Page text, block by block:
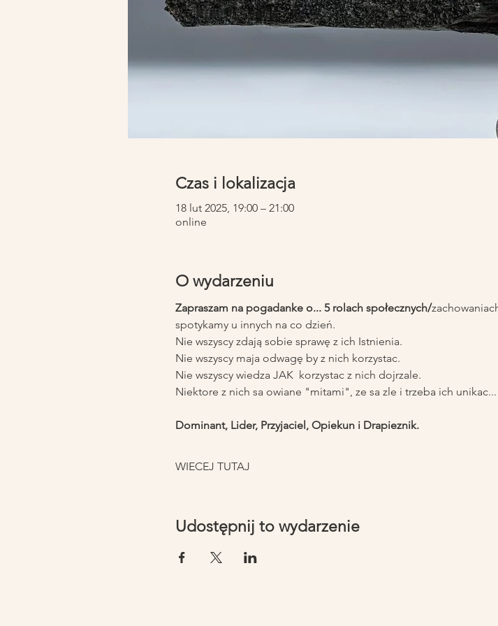
Czas i lokalizacja
18 lut 2025, 19:00 – 21:00
online
O wydarzeniu
Zapraszam na pogadanke o... 5 rolach społecznych/
spotykamy u innych na co dzień.
Nie wszyscy zdają sobie sprawę z ich Istnienia.
Nie wszyscy maja odwagę by z nich korzystac.
Nie wszyscy wiedza JAK  korzystac z nich dojrzale.
Niektore z nich sa owiane "mitami", ze sa zle i trzeba ich unikac...
Dominant, Lider, Przyjaciel, Opiekun i Drapieznik.
WIECEJ TUTAJ
Udostępnij to wydarzenie